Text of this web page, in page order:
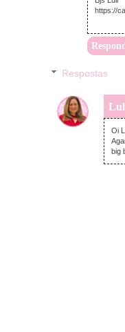
https://
Respostas
Oi
big